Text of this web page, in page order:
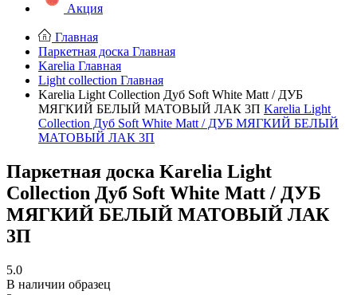
Акция
Главная
Паркетная доска Главная
Karelia Главная
Light collection Главная
Karelia Light Collection Дуб Soft White Matt / ДУБ
МЯГКИЙ БЕЛЫЙ МАТОВЫЙ ЛАК 3П Karelia Light
Collection Дуб Soft White Matt / ДУБ МЯГКИЙ БЕЛЫЙ
МАТОВЫЙ ЛАК 3П
Паркетная доска Karelia Light
Collection Дуб Soft White Matt / ДУБ
МЯГКИЙ БЕЛЫЙ МАТОВЫЙ ЛАК
3П
5.0
В наличии образец